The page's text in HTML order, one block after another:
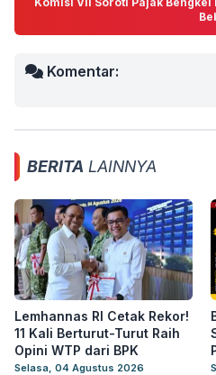
Komentar:
BERITA LAINNYA
Lemhannas RI Cetak Rekor!
11 Kali Berturut-Turut Raih
Opini WTP dari BPK
Selasa, 04 Agustus 2026